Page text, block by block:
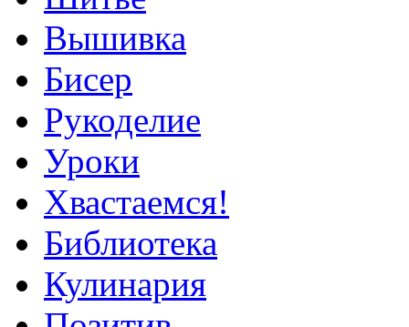
Вышивка
Бисер
Рукоделие
Уроки
Хвастаемся!
Библиотека
Кулинария